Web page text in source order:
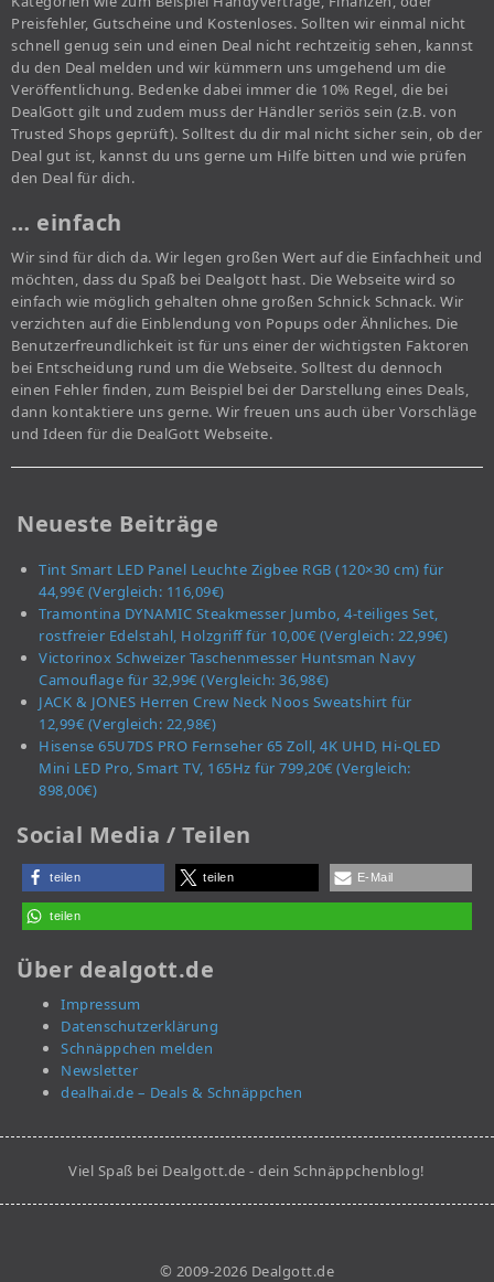
Preisfehler, Gutscheine und Kostenloses. Sollten wir einmal nicht
schnell genug sein und einen Deal nicht rechtzeitig sehen, kannst
du den Deal melden und wir kümmern uns umgehend um die
Veröffentlichung. Bedenke dabei immer die 10% Regel, die bei
DealGott gilt und zudem muss der Händler seriös sein (z.B. von
Trusted Shops geprüft). Solltest du dir mal nicht sicher sein, ob der
Deal gut ist, kannst du uns gerne um Hilfe bitten und wie prüfen
den Deal für dich.
… einfach
Wir sind für dich da. Wir legen großen Wert auf die Einfachheit und
möchten, dass du Spaß bei Dealgott hast. Die Webseite wird so
einfach wie möglich gehalten ohne großen Schnick Schnack. Wir
verzichten auf die Einblendung von Popups oder Ähnliches. Die
Benutzerfreundlichkeit ist für uns einer der wichtigsten Faktoren
bei Entscheidung rund um die Webseite. Solltest du dennoch
einen Fehler finden, zum Beispiel bei der Darstellung eines Deals,
dann kontaktiere uns gerne. Wir freuen uns auch über Vorschläge
und Ideen für die DealGott Webseite.
Neueste Beiträge
Tint Smart LED Panel Leuchte Zigbee RGB (120×30 cm) für
44,99€ (Vergleich: 116,09€)
Tramontina DYNAMIC Steakmesser Jumbo, 4-teiliges Set,
rostfreier Edelstahl, Holzgriff für 10,00€ (Vergleich: 22,99€)
Victorinox Schweizer Taschenmesser Huntsman Navy
Camouflage für 32,99€ (Vergleich: 36,98€)
JACK & JONES Herren Crew Neck Noos Sweatshirt für
12,99€ (Vergleich: 22,98€)
Hisense 65U7DS PRO Fernseher 65 Zoll, 4K UHD, Hi-QLED
Mini LED Pro, Smart TV, 165Hz für 799,20€ (Vergleich:
898,00€)
Social Media / Teilen
teilen teilen E-Mail
teilen
Über dealgott.de
Impressum
Datenschutzerklärung
Schnäppchen melden
Newsletter
dealhai.de – Deals & Schnäppchen
Viel Spaß bei Dealgott.de - dein Schnäppchenblog!
© 2009-2026 Dealgott.de